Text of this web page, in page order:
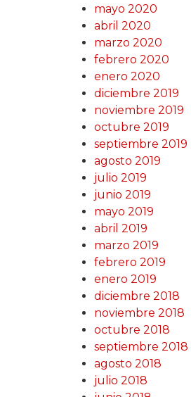
mayo 2020
abril 2020
marzo 2020
febrero 2020
enero 2020
diciembre 2019
noviembre 2019
octubre 2019
septiembre 2019
agosto 2019
julio 2019
junio 2019
mayo 2019
abril 2019
marzo 2019
febrero 2019
enero 2019
diciembre 2018
noviembre 2018
octubre 2018
septiembre 2018
agosto 2018
julio 2018